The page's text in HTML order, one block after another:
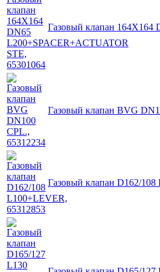
Газовый клапан 164X164
Газовый клапан BVG
Газовый клапан D162/